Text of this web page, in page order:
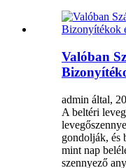
Valóban
admin által,
A beltéri
gondolják, és
mint nap
szennyező